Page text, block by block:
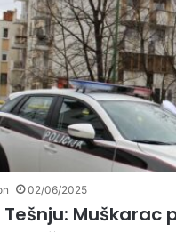
02/06/2025
Muškarac